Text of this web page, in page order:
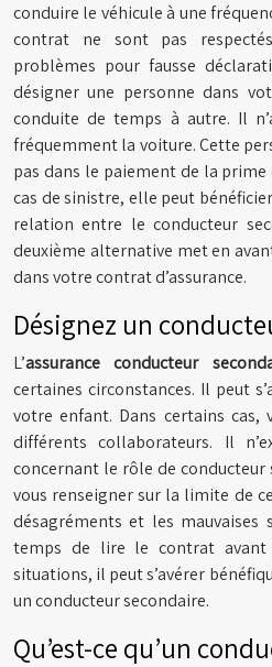
conduire le véhicule à une
contrat ne sont pas
problèmes pour fausse
désigner une personne dans
conduite de temps à autre. Il
fréquemment la voiture. Cette
pas dans le paiement de la prime
cas de sinistre, elle peut
relation entre le conducteur
deuxième alternative met en
dans votre contrat d’assurance.
Désignez un
L’assurance conducteur
certaines circonstances. Il peut
votre enfant. Dans certains cas,
différents collaborateurs. Il
concernant le rôle de conducteur
vous renseigner sur la limite de
désagréments et les
temps de lire le contrat avant
situations, il peut s’avérer
un conducteur secondaire.
Qu’est-ce qu’un